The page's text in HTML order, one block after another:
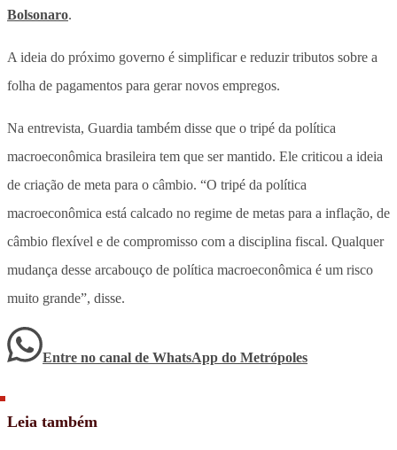
Bolsonaro.
A ideia do próximo governo é simplificar e reduzir tributos sobre a
folha de pagamentos para gerar novos empregos.
Na entrevista, Guardia também disse que o tripé da política
macroeconômica brasileira tem que ser mantido. Ele criticou a ideia
de criação de meta para o câmbio. “O tripé da política
macroeconômica está calcado no regime de metas para a inflação, de
câmbio flexível e de compromisso com a disciplina fiscal. Qualquer
mudança desse arcabouço de política macroeconômica é um risco
muito grande”, disse.
Entre no canal de WhatsApp do Metrópoles
Leia também